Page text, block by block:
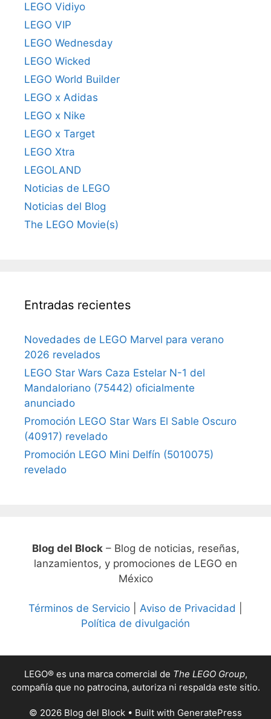
LEGO Vidiyo
LEGO VIP
LEGO Wednesday
LEGO Wicked
LEGO World Builder
LEGO x Adidas
LEGO x Nike
LEGO x Target
LEGO Xtra
LEGOLAND
Noticias de LEGO
Noticias del Blog
The LEGO Movie(s)
Entradas recientes
Novedades de LEGO Marvel para verano
2026 revelados
LEGO Star Wars Caza Estelar N-1 del
Mandaloriano (75442) oficialmente
anunciado
Promoción LEGO Star Wars El Sable Oscuro
(40917) revelado
Promoción LEGO Mini Delfín (5010075)
revelado
Blog del Block– Blog de noticias, reseñas,
lanzamientos, y promociones de LEGO en
México
Términos de Servicio Aviso de Privacidad
Política de divulgación
LEGO® es una marca comercial de The LEGO Group,
compañía que no patrocina, autoriza ni respalda este sitio.
© 2026 Blog del Block • Built with GeneratePress